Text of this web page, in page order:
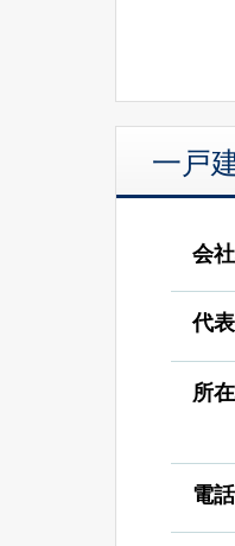
一戸
会
代
所
電